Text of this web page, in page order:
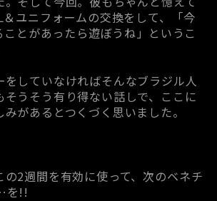
ユニフォームの交換をして、「今
とがあったら遊ぼうね」というこ
していなければそんなブラジル人
そうそう有り得ない話しで、ここに
があるとつくづく思いました。
の2週間を有効に使って、次のベネチ
を!!